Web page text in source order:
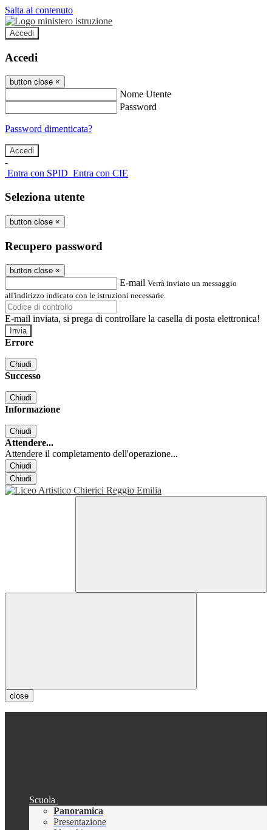
Salta al contenuto
Accedi
Accedi
button close ×
Nome Utente
Password
Password dimenticata?
-
Entra con SPID Entra con CIE
Seleziona utente
button close ×
Recupero password
button close ×
E-mail Verrà inviato un messaggio
all'indirizzo indicato con le istruzioni necessarie.
E-mail inviata, si prega di controllare la casella di posta elettronica!
Errore
Chiudi
Successo
Chiudi
Informazione
Chiudi
Attendere...
Attendere il completamento dell'operazione...
Chiudi
Chiudi
close
Scuola
Panoramica
Presentazione